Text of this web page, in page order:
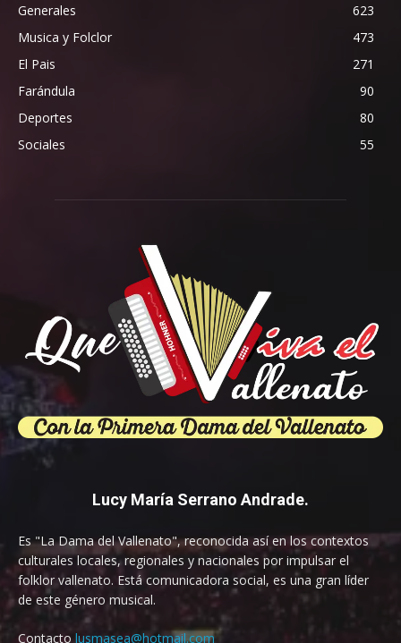
Generales
623
Musica y Folclor
473
El Pais
271
Farándula
90
Deportes
80
Sociales
55
Lucy María Serrano Andrade.
Es "La Dama del Vallenato", reconocida así en los contextos
culturales locales, regionales y nacionales por impulsar el
folklor vallenato. Está comunicadora social, es una gran líder
de este género musical.
Contacto lusmasea@hotmail.com